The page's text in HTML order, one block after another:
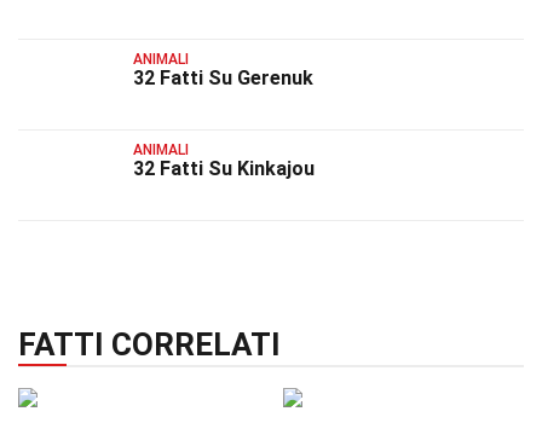
ANIMALI
32 Fatti Su Gerenuk
ANIMALI
32 Fatti Su Kinkajou
FATTI CORRELATI